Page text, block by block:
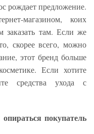
рождает предложение.
магазином, коих
заказать там. Если же
скорее всего, можно
этот бренд больше
Если хотите
средства ухода с
покупатель